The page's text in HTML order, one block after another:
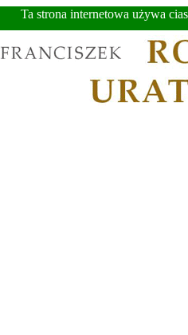
Ta strona internetowa używa